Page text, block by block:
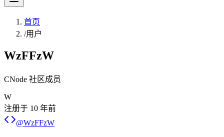
首页
/用户
WzFFzW
CNode 社区成员
W
注册于 10 年前
@WzFFzW